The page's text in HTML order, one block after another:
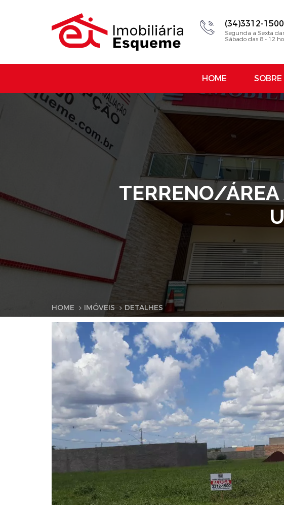
(34)3312-1500
Segunda a Sexta
Sábado das 8 - 12
HOME SOBRE
TERRENO/ÁREA
HOME IMÓVEIS DETALHES